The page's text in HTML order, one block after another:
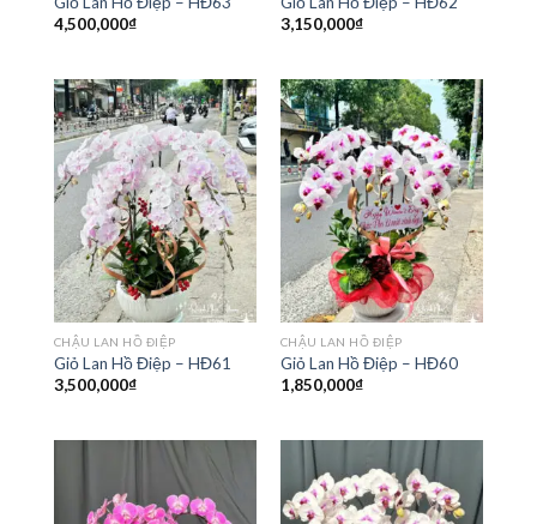
4,500,000₫
3,150,000₫
CHẬU LAN HỒ ĐIỆP
Giỏ Lan Hồ Điệp – HĐ61
3,500,000₫
CHẬU LAN HỒ ĐIỆP
Giỏ Lan Hồ Điệp – HĐ60
1,850,000₫